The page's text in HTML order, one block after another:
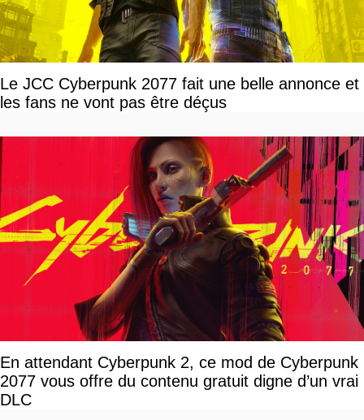
Le JCC Cyberpunk 2077 fait une belle annonce et
les fans ne vont pas être déçus
En attendant Cyberpunk 2, ce mod de Cyberpunk
2077 vous offre du contenu gratuit digne d’un vrai
DLC